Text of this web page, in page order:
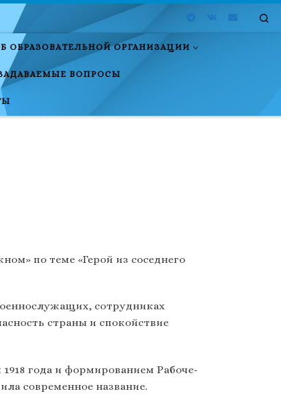
ОБРАЗОВАТЕЛЬНОЙ ОРГАНИЗАЦИИ
ВОПРОСЫ
по теме «Герой из соседнего
сотрудниках
страны и спокойствие
года и формированием Рабоче-
современное название.